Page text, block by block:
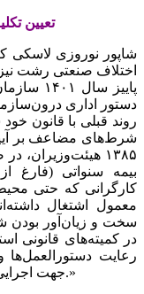
تعیین
شاپور نوروزی
اختلاف صنعتی رشت
پاییز
دستور اداری
روند قبلی با قانون
شرط‌های مضاعف بر
۱۳۸۵
بیمه سنواتی (فارغ
کارگرانی که حتی
معمول اشتغال
سخت و زیان‌آور بودن
در کمیته‌های قانونی
رعایت دستورالعمل‌ها
جهت اجرایی به سازمان تأمین اجتماعی ابلاغ‌شده است.»